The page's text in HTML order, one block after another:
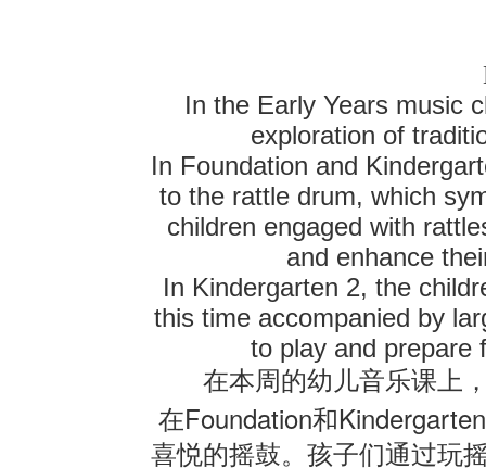
In the Early Years music
exploration of
In Foundation and
to the rattle drum, which
children engaged with
and enhance
In Kindergarten 2, the
this time accompanied by
to play and prepare
在本周的幼儿音乐课上
在Foundation和
喜悦的摇鼓。孩子们通过玩